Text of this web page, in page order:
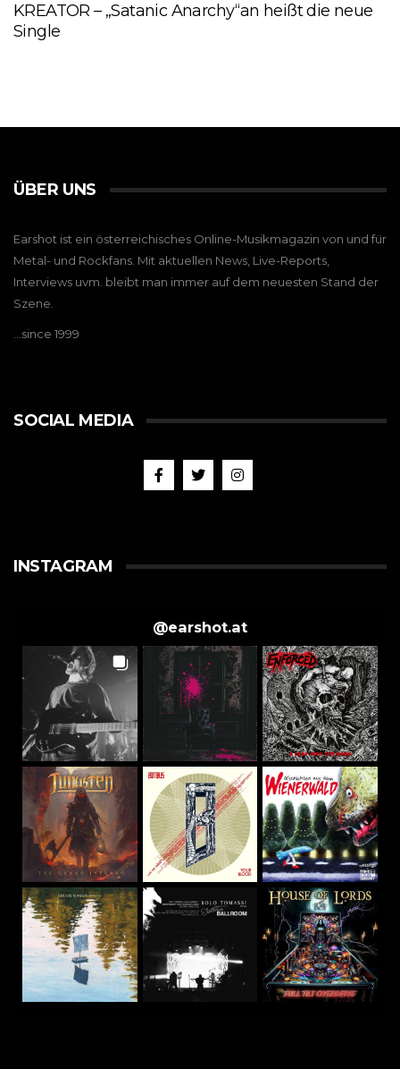
KREATOR – „Satanic Anarchy“an heißt die neue
Single
ÜBER UNS
Earshot ist ein österreichisches Online-Musikmagazin von und für
Metal- und Rockfans. Mit aktuellen News, Live-Reports,
Interviews uvm. bleibt man immer auf dem neuesten Stand der
Szene.
…since 1999
SOCIAL MEDIA
INSTAGRAM
@earshot.at